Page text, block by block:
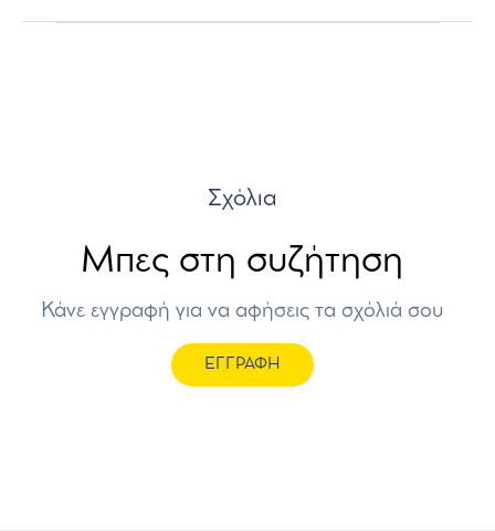
Σχόλια
Μπες στη συζήτηση
Κάνε εγγραφή για να αφήσεις τα σχόλιά σου
ΕΓΓΡΑΦΗ